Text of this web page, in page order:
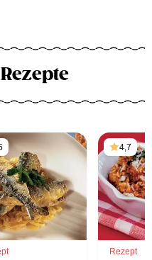
4,7
Rezept